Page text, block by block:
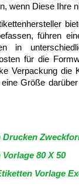
wenn Diese Ihre
führen
in
für die
Verpackung die
Größe
80 X 50
Vorlage